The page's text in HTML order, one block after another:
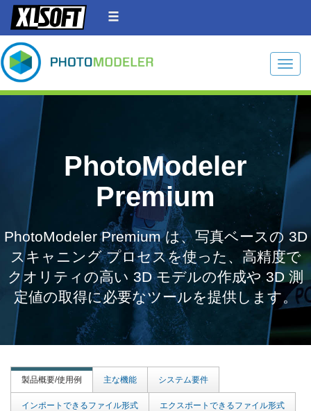
PhotoModeler
Premium
PhotoModeler Premium は、写真ベースの 3D
スキャニング プロセスを使った、高精度で
クオリティの高い 3D モデルの作成や 3D 測
定値の取得に必要なツールを提供します。
製品概要/使用例 主な機能 システム要件
インポートできるファイル形式 エクスポートできるファイル形式